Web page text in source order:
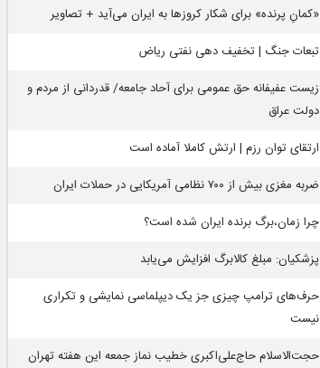
«کمانِ پرنده» برای شکار کروزها به ایران می‌آید + تصاویر
تبعات جنگ | تخفیف دهی نفتی ریاض
زیست عفیفانه حق عمومی برای آحاد جامعه/ قدردانی از مردم و
دولت عراق
ارتقای توان رزم | ارتش کاملا آماده است
ضربه مغزی بیش از ۷۰۰ نظامی آمریکایی در حملات ایران
چرا زمان،برگ برنده ایران شده است؟
پزشکیان: مبلغ کالابرگ افزایش می‌یابد
حرف‌های ترامپ چیزی جز یک دیپلماسی نمایشی و تکراری
نیست
حجت‌الاسلام حاج‌علی‌اکبری خطیب نماز جمعه این هفته تهران